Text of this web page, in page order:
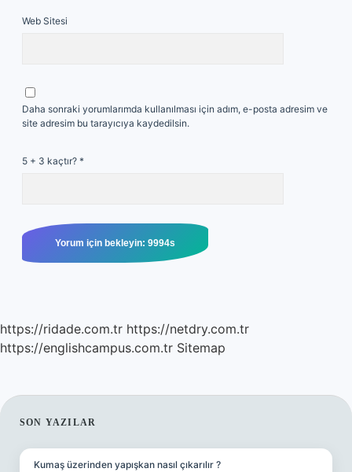
Web Sitesi
Daha sonraki yorumlarımda kullanılması için adım, e-posta adresim ve
site adresim bu tarayıcıya kaydedilsin.
5 + 3 kaçtır? *
https://ridade.com.tr https://netdry.com.tr
https://englishcampus.com.tr Sitemap
SIDEBAR
SON YAZILAR
Kumaş üzerinden yapışkan nasıl çıkarılır ?